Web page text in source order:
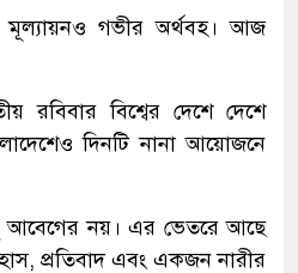
মূল্যায়নও গভীর অর্থবহ। আজ
রবিবার বিশ্বের দেশে দেশে
দিনটি নানা আয়োজনে
আবেগের নয়। এর ভেতরে আছে
প্রতিবাদ এবং একজন নারীর